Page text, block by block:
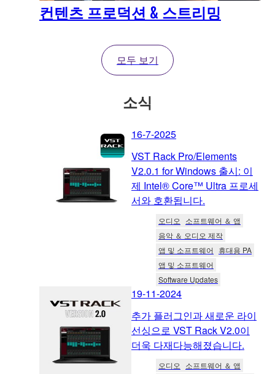
컨텐츠 프로덕션 & 스트리밍
모두 보기
소식
16-7-2025
VST Rack Pro/Elements
V2.0.1 for Windows 출시: 이
제 Intel® Core™ Ultra 프로세
서와 호환됩니다.
오디오
소프트웨어 ＆ 앱
음악 ＆ 오디오 제작
앱 및 소프트웨어
휴대용 PA
앱 및 소프트웨어
Software Updates
19-11-2024
추가 플러그인과 새로운 라이
선싱으로 VST Rack V2.0이
더욱 다재다능해졌습니다.
오디오
소프트웨어 ＆ 앱